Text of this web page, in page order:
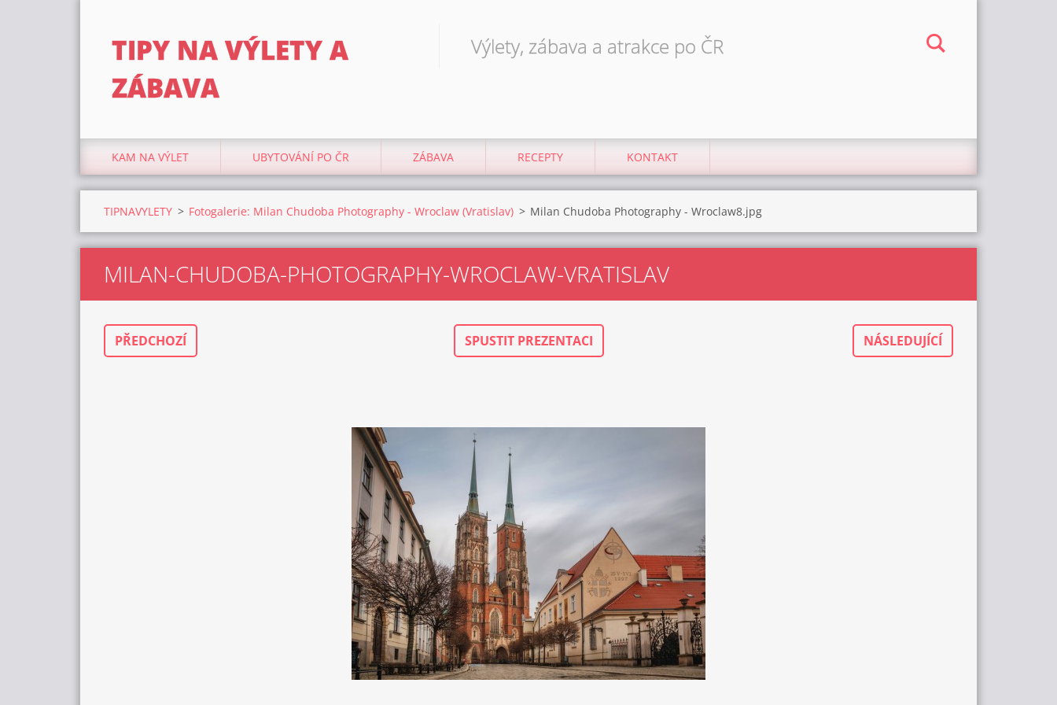
TIPY NA VÝLETY A
ZÁBAVA
Výlety, zábava a atrakce po ČR
KAM NA VÝLET UBYTOVÁNÍ PO ČR ZÁBAVA RECEPTY KONTAKT
TIPNAVYLETY > Fotogalerie: Milan Chudoba Photography - Wroclaw (Vratislav) > Milan Chudoba Photography - Wroclaw8.jpg
MILAN-CHUDOBA-PHOTOGRAPHY-WROCLAW-VRATISLAV
PŘEDCHOZÍ SPUSTIT PREZENTACI NÁSLEDUJÍCÍ